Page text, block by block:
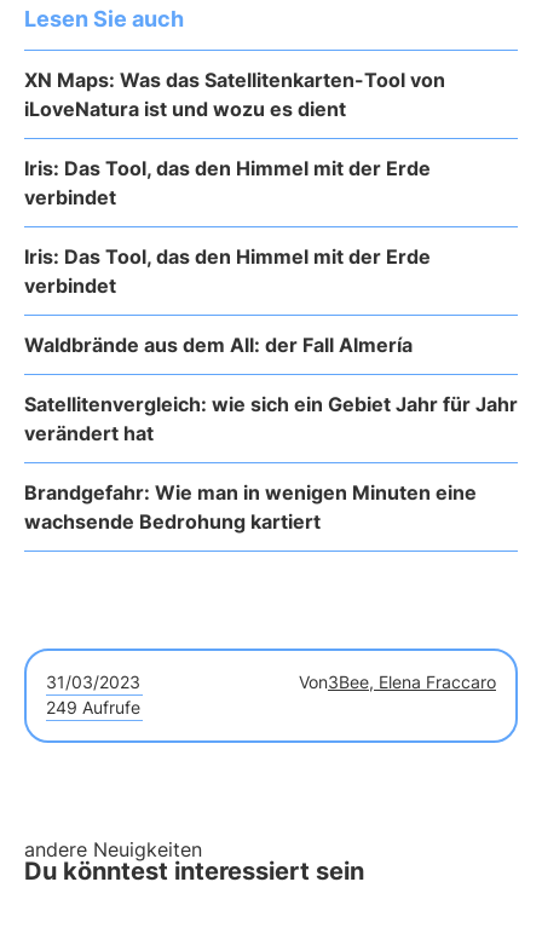
Lesen Sie auch
XN Maps: Was das Satellitenkarten-Tool von
iLoveNatura ist und wozu es dient
Iris: Das Tool, das den Himmel mit der Erde
verbindet
Iris: Das Tool, das den Himmel mit der Erde
verbindet
Waldbrände aus dem All: der Fall Almería
Satellitenvergleich: wie sich ein Gebiet Jahr für Jahr
verändert hat
Brandgefahr: Wie man in wenigen Minuten eine
wachsende Bedrohung kartiert
31/03/2023 Von3Bee, Elena Fraccaro
249 Aufrufe
andere Neuigkeiten
Du könntest interessiert sein